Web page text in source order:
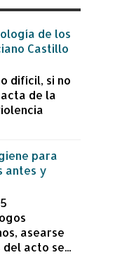
de los
Castillo
difícil, si no
de la
para
antes y
asearse
acto se...